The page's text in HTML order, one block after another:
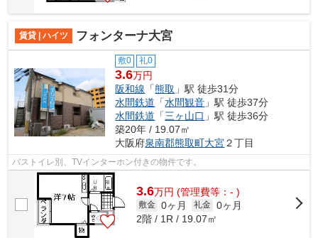
賃貸 | ハイツ フォンターナ大宮
敷0 礼0
3.6万円
阪和線 「熊取 」駅 徒歩31分
水間鉄道 「水間観音 」駅 徒歩37分
水間鉄道 「三ヶ山口 」駅 徒歩36分
築20年 / 19.07㎡
大阪府泉南郡熊取町大宮２丁目
バストイレ別、TVインターホン付きの物件です。
3.6万円 (管理費等：- )
敷金 0ヶ月 礼金 0ヶ月
2階 / 1R / 19.07㎡